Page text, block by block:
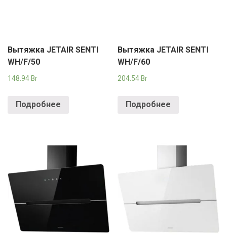
Вытяжка JETAIR SENTI
WH/F/50
148.94 Br
Подробнее
Вытяжка JETAIR SENTI
WH/F/60
204.54 Br
Подробнее